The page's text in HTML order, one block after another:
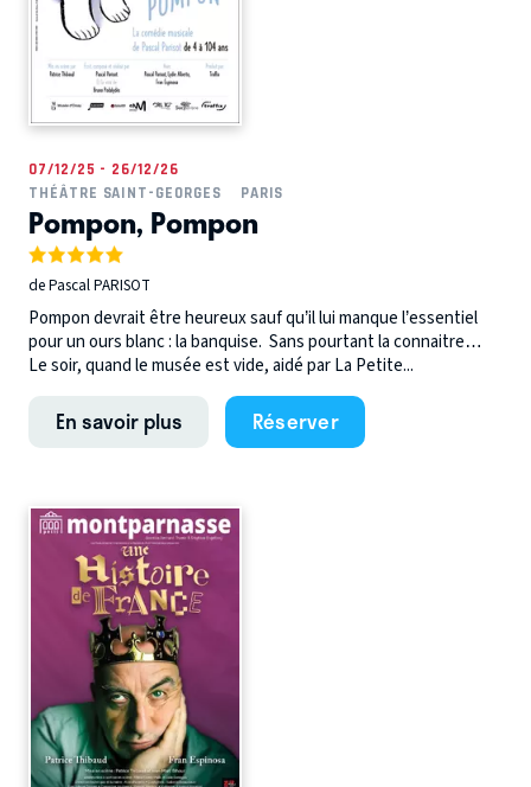
07/12/25 - 26/12/26
THÉÂTRE SAINT-GEORGES
PARIS
Pompon, Pompon
de Pascal PARISOT
Pompon devrait être heureux sauf qu’il lui manque l’essentiel
pour un ours blanc : la banquise. Sans pourtant la connaitre…
Le soir, quand le musée est vide, aidé par La Petite...
En savoir plus Réserver